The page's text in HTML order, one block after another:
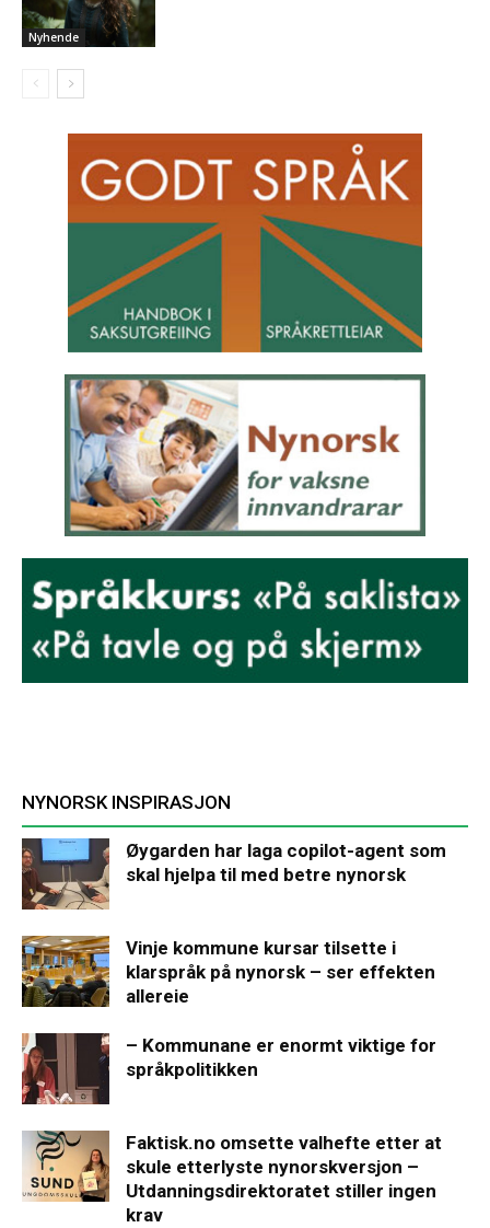
Nyhende
NYNORSK INSPIRASJON
Øygarden har laga copilot-agent som
skal hjelpa til med betre nynorsk
Vinje kommune kursar tilsette i
klarspråk på nynorsk – ser effekten
allereie
– Kommunane er enormt viktige for
språkpolitikken
Faktisk.no omsette valhefte etter at
skule etterlyste nynorskversjon –
Utdanningsdirektoratet stiller ingen
krav